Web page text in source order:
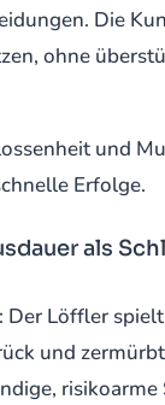
Die
ohne
und
Erfolge.
als
Der Löffler
und